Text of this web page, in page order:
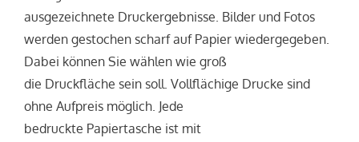
ausgezeichnete Druckergebnisse. Bilder und Fotos
werden gestochen scharf auf Papier wiedergegeben.
Dabei können Sie wählen wie groß
die Druckfläche sein soll. Vollflächige Drucke sind
ohne Aufpreis möglich. Jede
bedruckte Papiertasche ist mit